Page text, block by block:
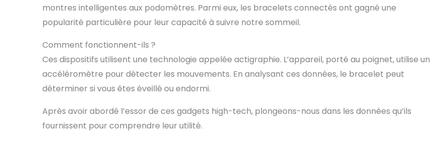
montres intelligentes aux podomètres. Parmi eux, les bracelets connectés ont gagné une
popularité particulière pour leur capacité à suivre notre sommeil.
Comment fonctionnent-ils ?
Ces dispositifs utilisent une technologie appelée actigraphie. L’appareil, porté au poignet, utilise un
accéléromètre pour détecter les mouvements. En analysant ces données, le bracelet peut
déterminer si vous êtes éveillé ou endormi.
Après avoir abordé l’essor de ces gadgets high-tech, plongeons-nous dans les données qu’ils
fournissent pour comprendre leur utilité.